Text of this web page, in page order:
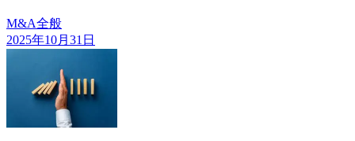
M&A全般
2025年10月31日